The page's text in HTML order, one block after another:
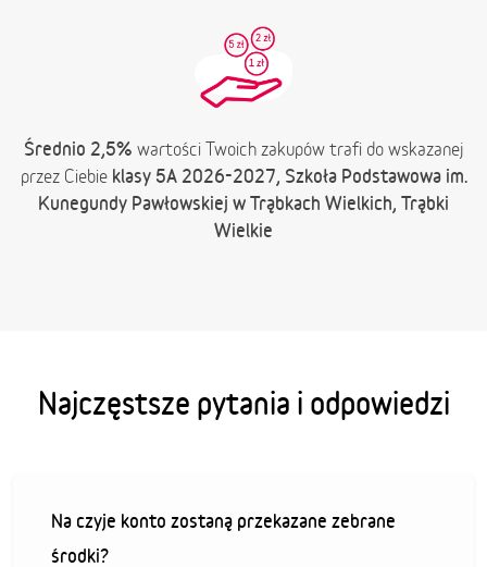
Średnio 2,5% wartości Twoich zakupów trafi do wskazanej
przez Ciebie klasy 5A 2026-2027, Szkoła Podstawowa im.
Kunegundy Pawłowskiej w Trąbkach Wielkich, Trąbki
Wielkie
Najczęstsze pytania i odpowiedzi
Na czyje konto zostaną przekazane zebrane
środki?